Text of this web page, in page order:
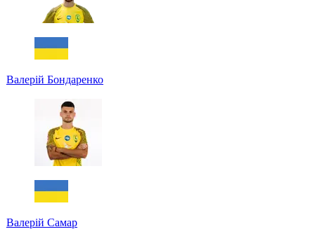
Валерій Бондаренко
Валерій Самар